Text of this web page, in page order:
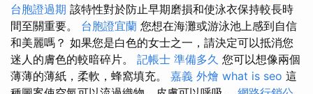
台胞證過期 該特性對於防止早期磨損和使泳衣保持較長時
間至關重要。 台胞證宜蘭 您想在海灘或游泳池上感到自信
和美麗嗎？ 如果您是白色的女士之一，請決定可以抵消您
迷人的膚色的較暗碎片。 記帳士 準備多久 您可以想像兩個
薄薄的薄紙，柔軟，蜂窩填充。 嘉義 外燴 what is seo 這